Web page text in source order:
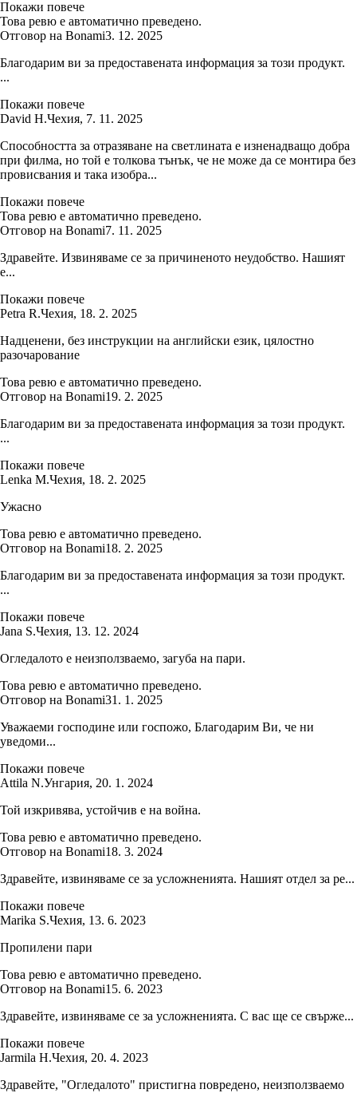
Покажи повече
Това ревю е автоматично преведено.
Отговор на Bonami3. 12. 2025
Благодарим ви за предоставената информация за този продукт.
...
Покажи повече
David H.Чехия, 7. 11. 2025
Способността за отразяване на светлината е изненадващо добра
при филма, но той е толкова тънък, че не може да се монтира без
провисвания и така изобра...
Покажи повече
Това ревю е автоматично преведено.
Отговор на Bonami7. 11. 2025
Здравейте. Извиняваме се за причиненото неудобство. Нашият
е...
Покажи повече
Petra R.Чехия, 18. 2. 2025
Надценени, без инструкции на английски език, цялостно
разочарование
Това ревю е автоматично преведено.
Отговор на Bonami19. 2. 2025
Благодарим ви за предоставената информация за този продукт.
...
Покажи повече
Lenka M.Чехия, 18. 2. 2025
Ужасно
Това ревю е автоматично преведено.
Отговор на Bonami18. 2. 2025
Благодарим ви за предоставената информация за този продукт.
...
Покажи повече
Jana S.Чехия, 13. 12. 2024
Огледалото е неизползваемо, загуба на пари.
Това ревю е автоматично преведено.
Отговор на Bonami31. 1. 2025
Уважаеми господине или госпожо, Благодарим Ви, че ни
уведоми...
Покажи повече
Attila N.Унгария, 20. 1. 2024
Той изкривява, устойчив е на война.
Това ревю е автоматично преведено.
Отговор на Bonami18. 3. 2024
Здравейте, извиняваме се за усложненията. Нашият отдел за ре...
Покажи повече
Marika S.Чехия, 13. 6. 2023
Пропилени пари
Това ревю е автоматично преведено.
Отговор на Bonami15. 6. 2023
Здравейте, извиняваме се за усложненията. С вас ще се свърже...
Покажи повече
Jarmila H.Чехия, 20. 4. 2023
Здравейте, "Огледалото" пристигна повредено, неизползваемо